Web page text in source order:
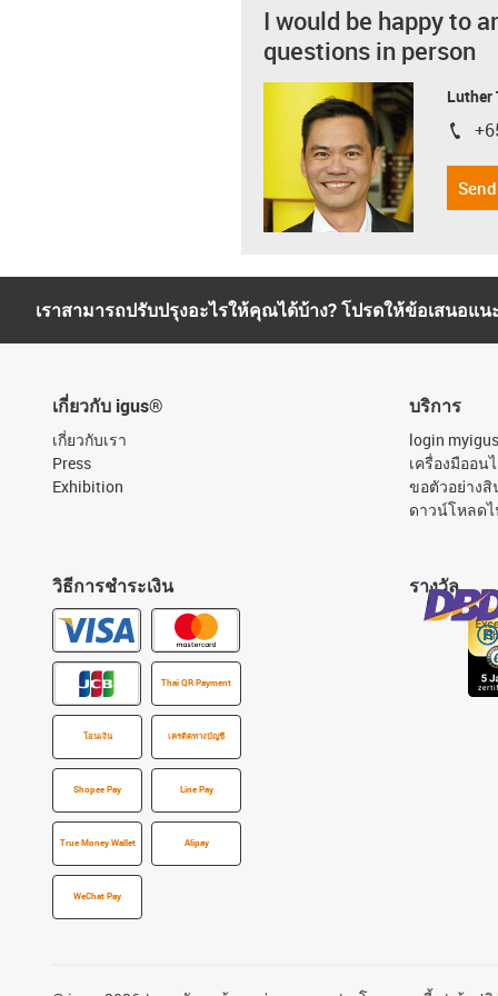
I would be happy to
questions in person
Luther
igus-
เราสามารถปรับปรุงอะไรให้คุณได้บ้าง? โปรดให้ข้อเสนอแน
เกี่ยวกับ igus®
เกี่ยวกับเรา
Press
Exhibition
วิธีการชำระเงิน
Thai QR Payment
โอนเงิน เครดิตทางบัญชี
Shopee Pay Line Pay
True Money Wallet Alipay
WeChat Pay
บริการ
login myigus
เครื่องมืออน
ขอตัวอย่าง
ดาวน์โหลดไ
รางวัล